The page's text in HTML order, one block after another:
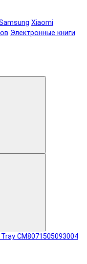
Xiaomi
Электронные книги